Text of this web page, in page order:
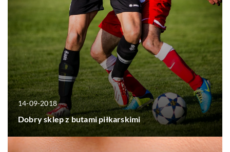
14-09-2018
Dobry sklep z butami piłkarskimi